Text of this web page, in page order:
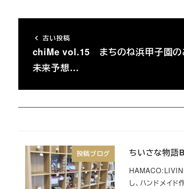
古い投稿
chiMe vol.15 まちのね浜甲子園の
未来予想…
投稿ブログ ちいさな物語
し、ハンドメイ